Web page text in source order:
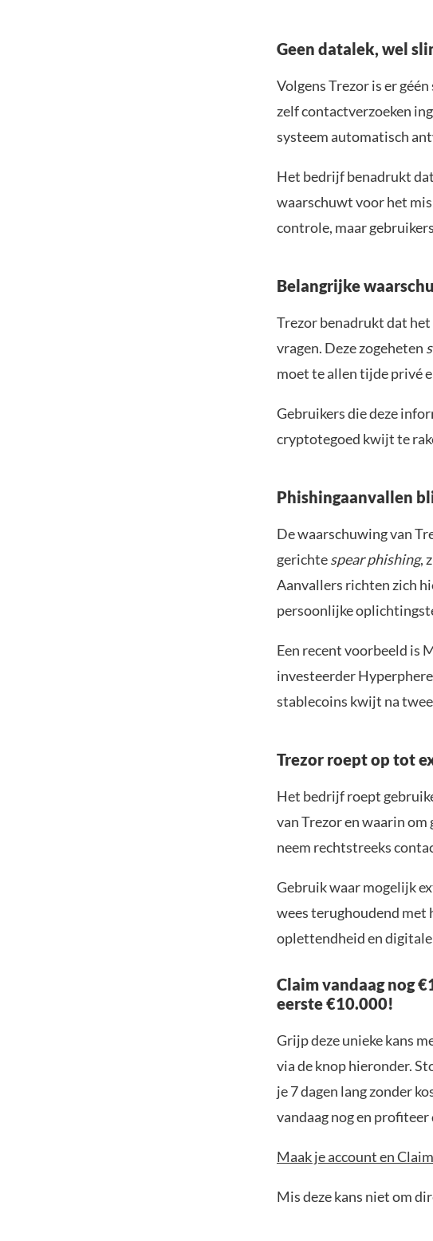
Geen datalek, wel
Volgens Trezor is er
zelf contactverzoeken
systeem automatisch
Het bedrijf benadrukt
waarschuwt voor het
controle, maar
Belangrijke
Trezor benadrukt dat het
vragen. Deze zogeheten
moet te allen tijde privé
Gebruikers die deze
cryptotegoed kwijt te
Phishingaanvallen
De waarschuwing van
gerichtespear phishing,
Aanvallers richten zich
persoonlijke
Een recent voorbeeld is
investeerder
stablecoins kwijt na
Trezor roept op tot
Het bedrijf roept
van Trezor en waarin
neem rechtstreeks
Gebruik waar mogelijk
wees terughoudend met
oplettendheid en
Claim vandaag nog
eerste €10.000!
Grijp deze unieke kans
via de knop hieronder.
je 7 dagen lang zonder
vandaag nog en
Maak je account en
Mis deze kans niet om